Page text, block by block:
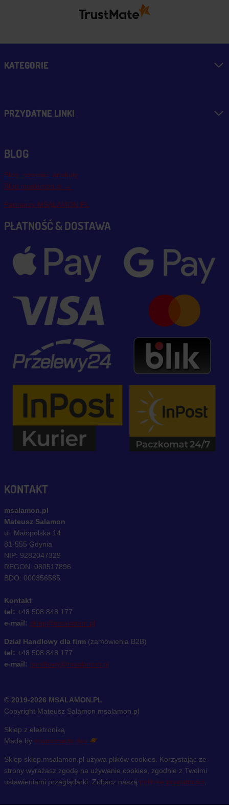
KATEGORIE
PRZYDATNE LINKI
BLOG
Blog, nowości, artykuły
Blog msalamon.pl →
Partnerzy MSALAMON.PL
PŁATNOŚĆ & DOSTAWA
KONTAKT
msalamon.pl
Mateusz Salamon
ul. Małopolska 14
81-555 Gdynia
NIP: 9282047329
REGON: 080517896
BDO: 000356585
Kontakt
tel: +48 508 848 177
e-mail: sklep@msalamon.pl
Dział Handlowy dla firm (zamówienia B2B)
tel: +48 508 848 177
e-mail: handlowy@msalamon.pl
© 2019-2026 MSALAMON.PL
Copyright Mateusz Salamon msalamon.pl
Sklep z elektroniką
Made by cosmonauts.dev
Sklep sklep.msalamon.pl używa plików cookies. Korzystając ze
strony wyrażasz zgodę na używanie cookies, zgodnie z Twoimi
ustawieniami przeglądarki. Zobacz naszą politykę prywatności